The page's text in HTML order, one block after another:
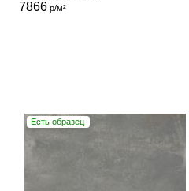
7866р/м²
Есть образец